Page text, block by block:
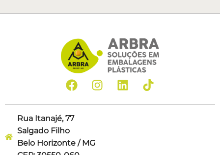
Rua Itanajé, 77
Salgado Filho
Belo Horizonte / MG